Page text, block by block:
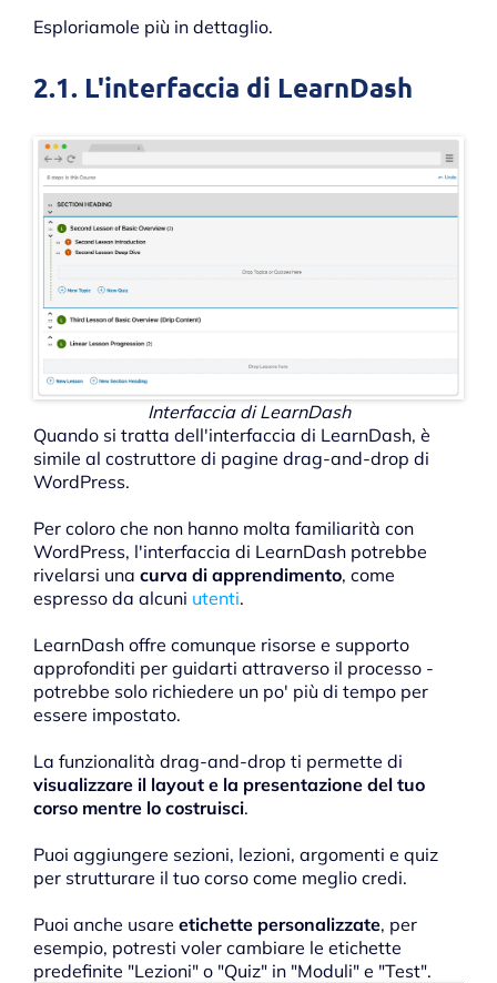
Esploriamole più in dettaglio.
2.1. L'interfaccia di LearnDash
Interfaccia di LearnDash
Quando si tratta dell'interfaccia di LearnDash, è
simile al costruttore di pagine drag-and-drop di
WordPress.
Per coloro che non hanno molta familiarità con
WordPress, l'interfaccia di LearnDash potrebbe
rivelarsi una curva di apprendimento, come
espresso da alcuni utenti.
LearnDash offre comunque risorse e supporto
approfonditi per guidarti attraverso il processo -
potrebbe solo richiedere un po' più di tempo per
essere impostato.
La funzionalità drag-and-drop ti permette di
visualizzare il layout e la presentazione del tuo
corso mentre lo costruisci.
Puoi aggiungere sezioni, lezioni, argomenti e quiz
per strutturare il tuo corso come meglio credi.
Puoi anche usare etichette personalizzate, per
esempio, potresti voler cambiare le etichette
predefinite "Lezioni" o "Quiz" in "Moduli" e "Test".